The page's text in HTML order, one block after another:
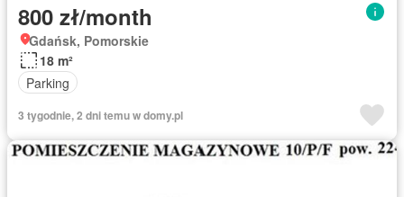
800 zł/month
Gdańsk, Pomorskie
18 m²
Parking
3 tygodnie, 2 dni temu w domy.pl